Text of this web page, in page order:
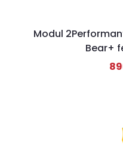
Modul
Bear+